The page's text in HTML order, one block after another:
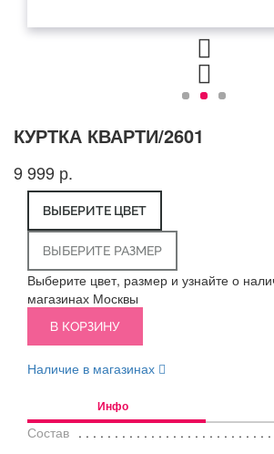
КУРТКА КВАРТИ/2601
9 999 р.
ВЫБЕРИТЕ ЦВЕТ
ВЫБЕРИТЕ РАЗМЕР
Выберите цвет, размер и узнайте о
магазинах Москвы
В КОРЗИНУ
Наличие в магазинах
Инфо
Состав